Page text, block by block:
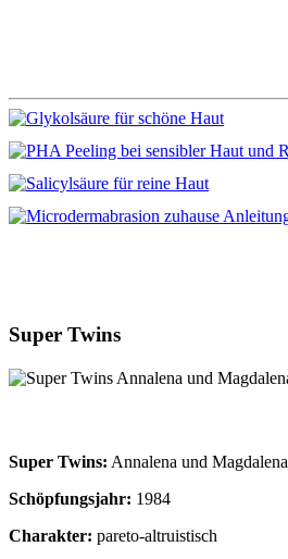
Super Twins
Super Twins: Annalena und Magdalena
Schöpfungsjahr: 1984
Charakter: pareto-altruistisch